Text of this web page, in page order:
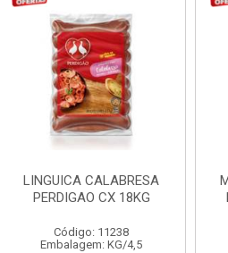
MORTADELA PERDIGAO
FRANGO CAIXA 14KG
Código: 1219
Embalagem: KG/14